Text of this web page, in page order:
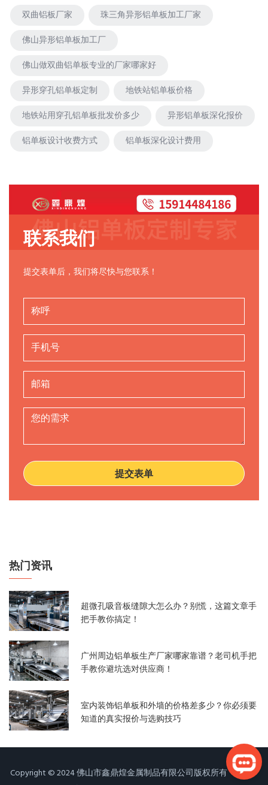
双曲铝板厂家
珠三角异形铝单板加工厂家
佛山异形铝单板加工厂
佛山做双曲铝单板专业的厂家哪家好
异形穿孔铝单板定制
地铁站铝单板价格
地铁站用穿孔铝单板批发价多少
异形铝单板深化报价
铝单板设计收费方式
铝单板深化设计费用
联系我们
提交表单后，我们将尽快与您联系！
提交表单
热门资讯
超微孔吸音板缝隙大怎么办？别慌，这篇文章手
把手教你搞定！
广州周边铝单板生产厂家哪家靠谱？老司机手把
手教你避坑选对供应商！
室内装饰铝单板和外墙的价格差多少？你必须要
知道的真实报价与选购技巧
Copyright © 2024 佛山市鑫鼎煌金属制品有限公司版权所有粤ICP